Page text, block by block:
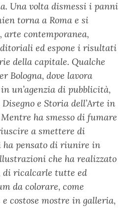
Una volta dismessi i panni
torna a Roma e si
contemporanea,
ed espone i risultati
della capitale. Qualche
Bologna, dove lavora
un’agenzia di pubblicità,
e Storia dell’Arte in
ha smesso di fumare
a smettere di
ha pensato di riunire in
che ha realizzato
di ricalcarle tutte ed
da colorare, come
costose mostre in galleria,